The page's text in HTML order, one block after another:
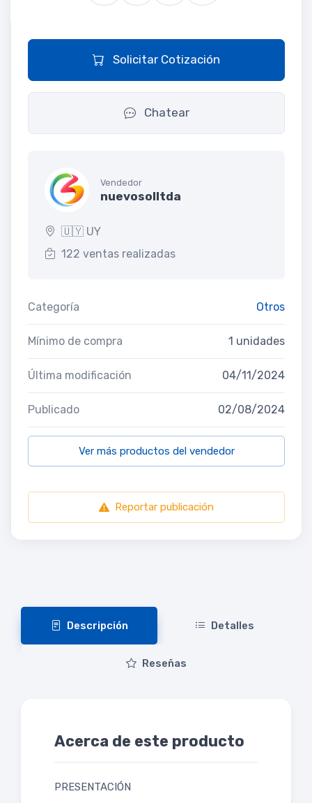
Solicitar Cotización
Chatear
Vendedor
nuevosolltda
🇺🇾 UY
122 ventas realizadas
Categoría Otros
Mínimo de compra 1 unidades
Última modificación 04/11/2024
Publicado 02/08/2024
Ver más productos del vendedor
Reportar publicación
Descripción Detalles
Reseñas
Acerca de este producto
PRESENTACIÓN